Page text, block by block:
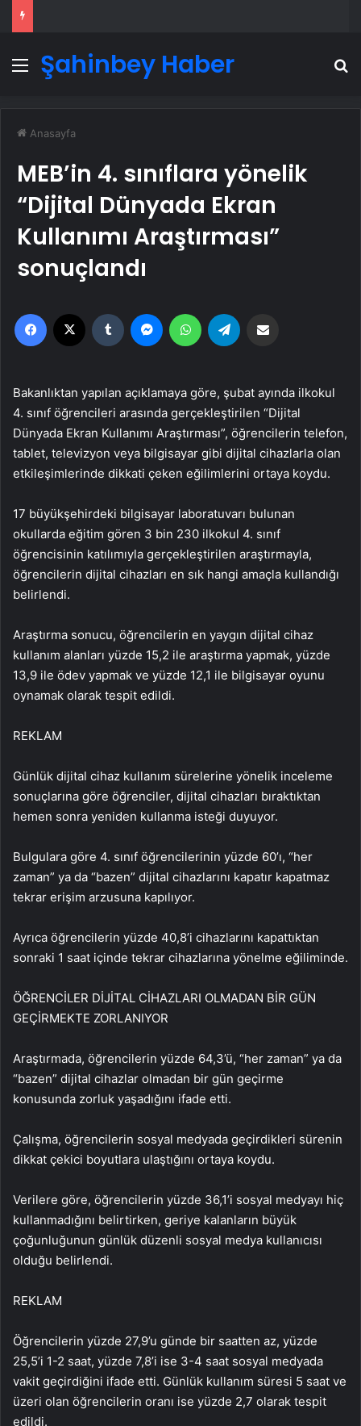
Menü
Şahinbey Haber
Anasayfa
MEB’in 4. sınıflara yönelik
“Dijital Dünyada Ekran
Kullanımı Araştırması”
sonuçlandı
Facebook Tumblr MessengerWhatsApp
Bakanlıktan yapılan açıklamaya göre, şubat ayında ilkokul
4. sınıf öğrencileri arasında gerçekleştirilen “Dijital
Dünyada Ekran Kullanımı Araştırması”, öğrencilerin telefon,
tablet, televizyon veya bilgisayar gibi dijital cihazlarla olan
etkileşimlerinde dikkati çeken eğilimlerini ortaya koydu.
17 büyükşehirdeki bilgisayar laboratuvarı bulunan
okullarda eğitim gören 3 bin 230 ilkokul 4. sınıf
öğrencisinin katılımıyla gerçekleştirilen araştırmayla,
öğrencilerin dijital cihazları en sık hangi amaçla kullandığı
belirlendi.
Araştırma sonucu, öğrencilerin en yaygın dijital cihaz
kullanım alanları yüzde 15,2 ile araştırma yapmak, yüzde
13,9 ile ödev yapmak ve yüzde 12,1 ile bilgisayar oyunu
oynamak olarak tespit edildi.
REKLAM
Günlük dijital cihaz kullanım sürelerine yönelik inceleme
sonuçlarına göre öğrenciler, dijital cihazları bıraktıktan
hemen sonra yeniden kullanma isteği duyuyor.
Bulgulara göre 4. sınıf öğrencilerinin yüzde 60’ı, “her
zaman” ya da “bazen” dijital cihazlarını kapatır kapatmaz
tekrar erişim arzusuna kapılıyor.
Ayrıca öğrencilerin yüzde 40,8’i cihazlarını kapattıktan
sonraki 1 saat içinde tekrar cihazlarına yönelme eğiliminde.
ÖĞRENCİLER DİJİTAL CİHAZLARI OLMADAN BİR GÜN
GEÇİRMEKTE ZORLANIYOR
Araştırmada, öğrencilerin yüzde 64,3’ü, “her zaman” ya da
“bazen” dijital cihazlar olmadan bir gün geçirme
konusunda zorluk yaşadığını ifade etti.
Çalışma, öğrencilerin sosyal medyada geçirdikleri sürenin
dikkat çekici boyutlara ulaştığını ortaya koydu.
Verilere göre, öğrencilerin yüzde 36,1’i sosyal medyayı hiç
kullanmadığını belirtirken, geriye kalanların büyük
çoğunluğunun günlük düzenli sosyal medya kullanıcısı
olduğu belirlendi.
REKLAM
Öğrencilerin yüzde 27,9’u günde bir saatten az, yüzde
25,5’i 1-2 saat, yüzde 7,8’i ise 3-4 saat sosyal medyada
vakit geçirdiğini ifade etti. Günlük kullanım süresi 5 saat ve
üzeri olan öğrencilerin oranı ise yüzde 2,7 olarak tespit
edildi.